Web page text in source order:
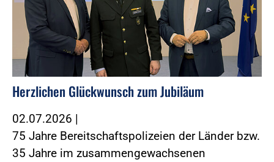
Herzlichen Glückwunsch zum Jubiläum
02.07.2026 |
75 Jahre Bereitschaftspolizeien der Länder bzw.
35 Jahre im zusammengewachsenen